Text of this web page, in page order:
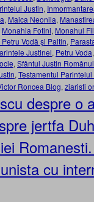
Justin,
, Maica Neonila,
Monahia Fotini, Monahul
Vodă şi Paltin,
Justinel, Petru Voda
, Sfântul Justin Românul
, Testamentul
Roncea Blog, ziaristi
despre o
jertfa
cu